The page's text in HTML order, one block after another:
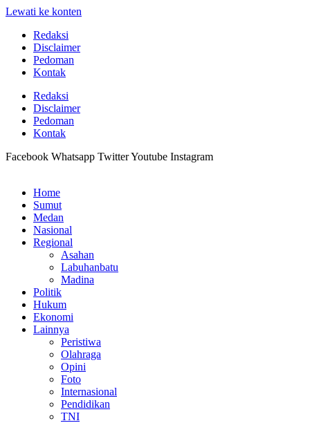
Lewati ke konten
Redaksi
Disclaimer
Pedoman
Kontak
Redaksi
Disclaimer
Pedoman
Kontak
Facebook Whatsapp TwitterYoutube Instagram
Home
Sumut
Medan
Nasional
Regional
Asahan
Labuhanbatu
Madina
Politik
Hukum
Ekonomi
Lainnya
Peristiwa
Olahraga
Opini
Foto
Internasional
Pendidikan
TNI